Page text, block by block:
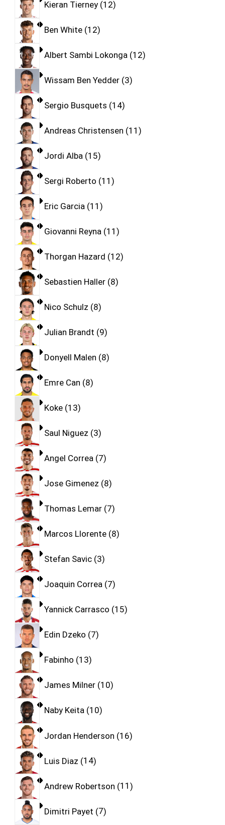
Kieran Tierney 12
Ben White 12
Albert Sambi Lokonga 12
Wissam Ben Yedder 3
Sergio Busquets 14
Andreas Christensen 11
Jordi Alba 15
Sergi Roberto 11
Eric Garcia 11
Giovanni Reyna 11
Thorgan Hazard 12
Sebastien Haller 8
Nico Schulz 8
Julian Brandt 9
Donyell Malen 8
Emre Can 8
Koke 13
Saul Niguez 3
Angel Correa 7
Jose Gimenez 8
Thomas Lemar 7
Marcos Llorente 8
Stefan Savic 3
Joaquin Correa 7
Yannick Carrasco 15
Edin Dzeko 7
Fabinho 13
James Milner 10
Naby Keita 10
Jordan Henderson 16
Luis Diaz 14
Andrew Robertson 11
Dimitri Payet 7